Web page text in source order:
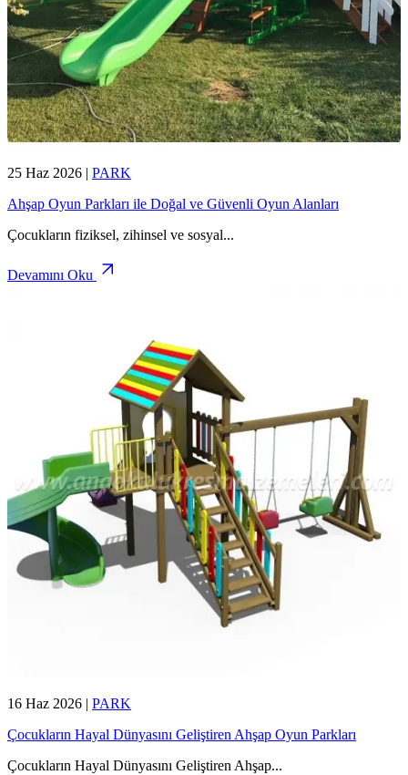
25 Haz 2026 | PARK
Ahşap Oyun Parkları ile Doğal ve Güvenli Oyun Alanları
Çocukların fiziksel, zihinsel ve sosyal...
Devamını Oku
16 Haz 2026 | PARK
Çocukların Hayal Dünyasını Geliştiren Ahşap Oyun Parkları
Çocukların Hayal Dünyasını Geliştiren Ahşap...